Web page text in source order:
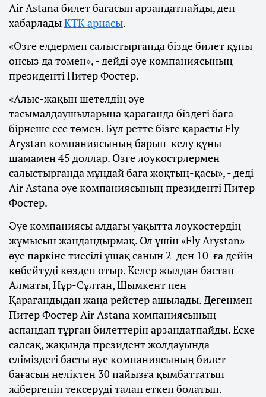
Air Astana билет бағасын арзандатпайды, деп
хабарладыКТК арнасы.
«Өзге елдермен салыстырғанда бізде билет құны
онсыз да төмен», - дейді әуе компаниясының
президенті Питер Фостер.
«Алыс-жақын шетелдің әуе
тасымалдаушыларына қарағанда біздегі баға
бірнеше есе төмен. Бұл ретте бізге қарасты Fly
Аrystan компаниясының барып-келу құны
шамамен 45 доллар. Өзге лоукострлермен
салыстырғанда мұндай баға жоқтың-қасы», - деді
Air Astana әуе компаниясының президенті Питер
Фостер.
Әуе компаниясы алдағы уақытта лоукостердің
жұмысын жандандырмақ. Ол үшін «Fly Аrystan»
әуе паркіне тиесілі ұшақ санын 2-ден 10-ға дейін
көбейтуді көздеп отыр. Келер жылдан бастап
Алматы, Нұр-Сұлтан, Шымкент пен
Қарағандыдан жаңа рейстер ашылады. Дегенмен
Питер Фостер Air Astana компаниясының
аспандап тұрған билеттерін арзандатпайды. Еске
салсақ, жақында президент жолдауында
еліміздегі басты әуе компаниясының билет
бағасын неліктен 30 пайызға қымбаттатып
жібергенін тексеруді талап еткен болатын.